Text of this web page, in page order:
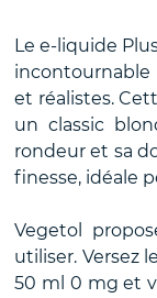
Le e-liquide
incontournable
et réalistes.
un classic
rondeur et sa
finesse, idéale
Vegetol
utiliser. Versez
50 ml 0 mg et